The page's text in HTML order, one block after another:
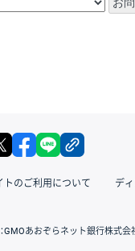
X facebook
トのご利用について デ
GMOあおぞらネット銀行株式会